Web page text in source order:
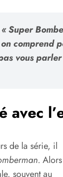
Super
comprend
vous
avec
de la série, il
. Alors
souvent au